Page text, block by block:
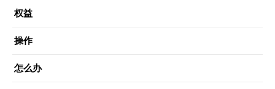
权益
操作
怎么办